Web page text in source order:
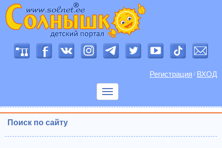
Регистрация / ВХОД
Показать
Поиск по сайту